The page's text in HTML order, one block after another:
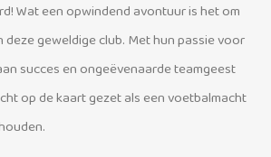
Wat een opwindend avontuur is het om
deze geweldige club. Met hun passie voor
succes en ongeëvenaarde teamgeest
op de kaart gezet als een voetbalmacht